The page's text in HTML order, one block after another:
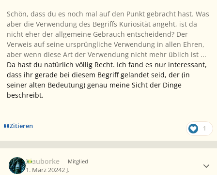
Schön, dass du es noch mal auf den Punkt gebracht hast. Was
aber die Verwendung des Begriffs Kuriosität angeht, ist da
nicht eher der allgemeine Gebrauch entscheidend? Der
Verweis auf seine ursprüngliche Verwendung in allen Ehren,
aber wenn diese Art der Verwendung nicht mehr üblich ist ...
Da hast du natürlich völlig Recht. Ich fand es nur interessant,
dass ihr gerade bei diesem Begriff gelandet seid, der (in
seiner alten Bedeutung) genau meine Sicht der Dinge
beschreibt.
Zitieren 1
Blauborke Mitglied
1. März 20242 J.